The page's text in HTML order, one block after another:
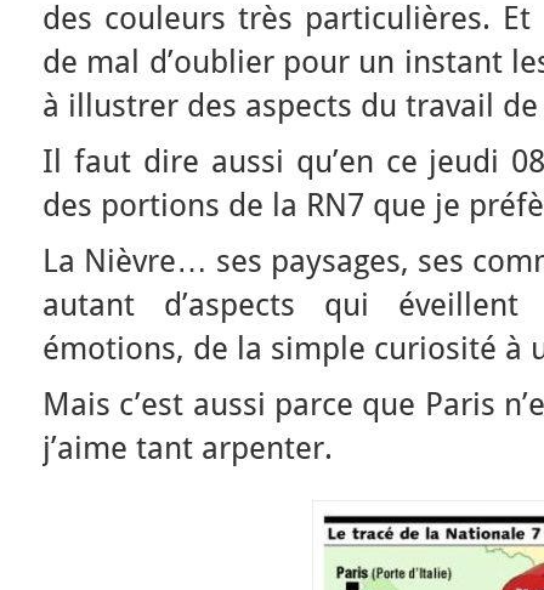
des couleurs très particulières.
de mal d’oublier pour un instant
à illustrer des aspects du travail
Il faut dire aussi qu’en ce jeudi
des portions de la RN7 que je
La Nièvre… ses paysages, ses
autant d’aspects qui
émotions, de la simple curiosité à
Mais c’est aussi parce que Paris
j’aime tant arpenter.